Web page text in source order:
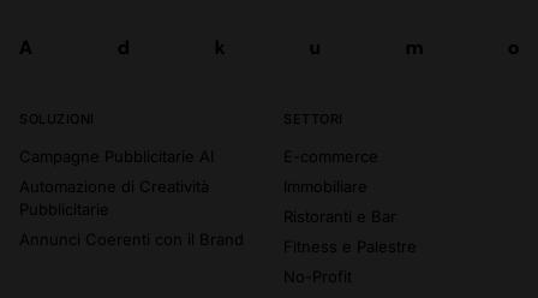
A d k u m
o
SOLUZIONI
Campagne Pubblicitarie AI
Automazione di Creatività
Pubblicitarie
Annunci Coerenti con il Brand
SETTORI
E-commerce
Immobiliare
Ristoranti e Bar
Fitness e Palestre
No-Profit